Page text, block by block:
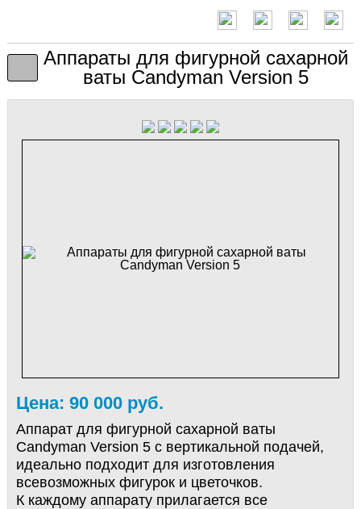
Аппараты для фигурной сахарной
ваты Candyman Version 5
Цена: 90 000 руб.
Аппарат для фигурной сахарной ваты
Candyman Version 5 с вертикальной подачей,
идеально подходит для изготовления
всевозможных фигурок и цветочков.
К каждому аппарату прилагается все